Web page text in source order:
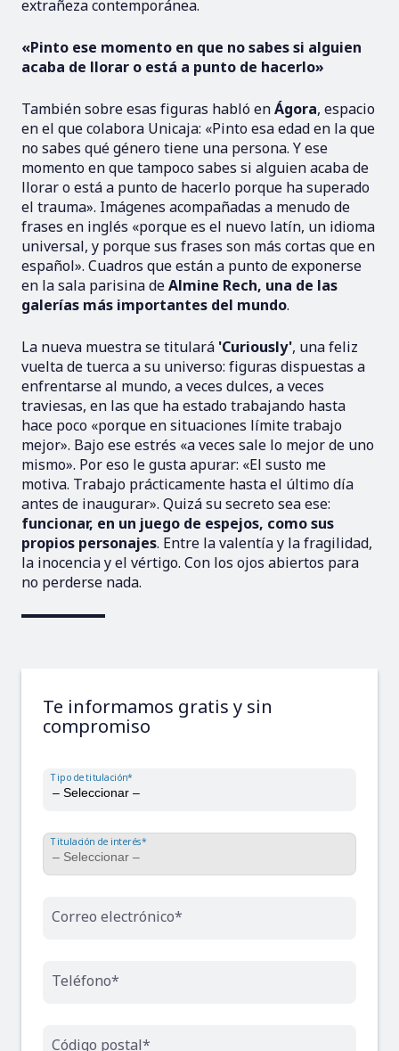
extrañeza contemporánea.
«Pinto ese momento en que no sabes si alguien
acaba de llorar o está a punto de hacerlo»
También sobre esas figuras habló enÁgora, espacio
en el que colabora Unicaja: «Pinto esa edad en la que
no sabes qué género tiene una persona. Y ese
momento en que tampoco sabes si alguien acaba de
llorar o está a punto de hacerlo porque ha superado
el trauma». Imágenes acompañadas a menudo de
frases en inglés «porque es el nuevo latín, un idioma
universal, y porque sus frases son más cortas que en
español». Cuadros que están a punto de exponerse
en la sala parisina deAlmine Rech, una de las
galerías más importantes del mundo.
La nueva muestra se titulará 'Curiously', una feliz
vuelta de tuerca a su universo: figuras dispuestas a
enfrentarse al mundo, a veces dulces, a veces
traviesas, en las que ha estado trabajando hasta
hace poco «porque en situaciones límite trabajo
mejor». Bajo ese estrés «a veces sale lo mejor de uno
mismo». Por eso le gusta apurar: «El susto me
motiva. Trabajo prácticamente hasta el último día
antes de inaugurar». Quizá su secreto sea ese:
funcionar, en un juego de espejos, como sus
propios personajes. Entre la valentía y la fragilidad,
la inocencia y el vértigo. Con los ojos abiertos para
no perderse nada.
Te informamos gratis y sin
compromiso
Tipo de titulación*
Titulación de interés*
Correo electrónico*
Teléfono*
Código postal*